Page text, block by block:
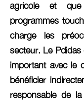
agricole et
programmes
charge les
secteur. Le
important avec le
bénéficier
responsable de